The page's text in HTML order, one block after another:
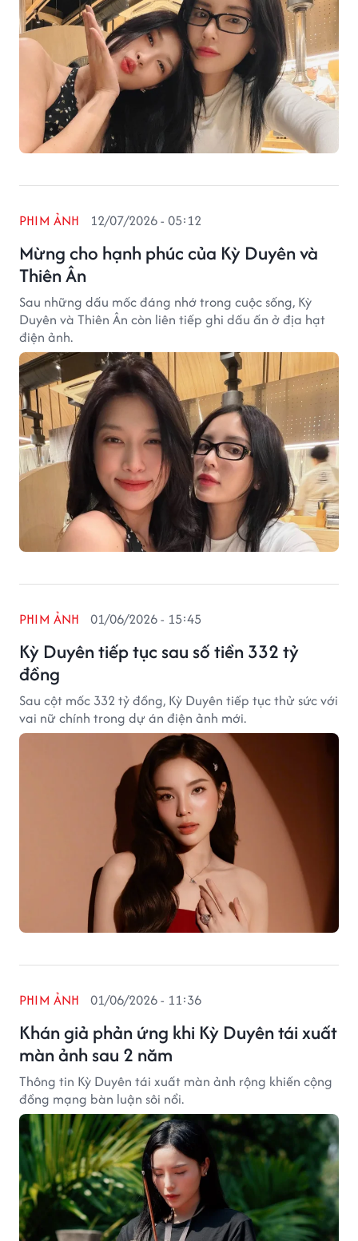
Mừng cho hạnh phúc của Kỳ Duyên và
Thiên Ân
PHIM ẢNH 12/07/2026 - 05:12
Sau những dấu mốc đáng nhớ trong cuộc sống, Kỳ
Duyên và Thiên Ân còn liên tiếp ghi dấu ấn ở địa hạt
điện ảnh.
Kỳ Duyên tiếp tục sau số tiền 332 tỷ
đồng
PHIM ẢNH 01/06/2026 - 15:45
Sau cột mốc 332 tỷ đồng, Kỳ Duyên tiếp tục thử sức với
vai nữ chính trong dự án điện ảnh mới.
Khán giả phản ứng khi Kỳ Duyên tái xuất
màn ảnh sau 2 năm
PHIM ẢNH 01/06/2026 - 11:36
Thông tin Kỳ Duyên tái xuất màn ảnh rộng khiến cộng
đồng mạng bàn luận sôi nổi.